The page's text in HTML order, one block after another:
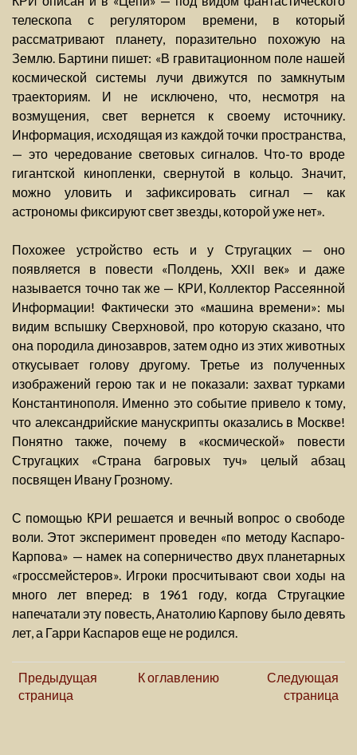
телескопа с регулятором времени, в который
рассматривают планету, поразительно похожую на
Землю. Бартини пишет: «В гравитационном поле нашей
космической системы лучи движутся по замкнутым
траекториям. И не исключено, что, несмотря на
возмущения, свет вернется к своему источнику.
Информация, исходящая из каждой точки пространства,
— это чередование световых сигналов. Что-то вроде
гигантской кинопленки, свернутой в кольцо. Значит,
можно уловить и зафиксировать сигнал — как
астрономы фиксируют свет звезды, которой уже нет».
Похожее устройство есть и у Стругацких — оно
появляется в повести «Полдень, XXII век» и даже
называется точно так же — КРИ, Коллектор Рассеянной
Информации! Фактически это «машина времени»: мы
видим вспышку Сверхновой, про которую сказано, что
она породила динозавров, затем одно из этих животных
откусывает голову другому. Третье из полученных
изображений герою так и не показали: захват турками
Константинополя. Именно это событие привело к тому,
что александрийские манускрипты оказались в Москве!
Понятно также, почему в «космической» повести
Стругацких «Страна багровых туч» целый абзац
посвящен Ивану Грозному.
С помощью КРИ решается и вечный вопрос о свободе
воли. Этот эксперимент проведен «по методу Каспаро-
Карпова» — намек на соперничество двух планетарных
«гроссмейстеров». Игроки просчитывают свои ходы на
много лет вперед: в 1961 году, когда Стругацкие
напечатали эту повесть, Анатолию Карпову было девять
лет, а Гарри Каспаров еще не родился.
Предыдущая
страница
К оглавлению
Следующая
страница